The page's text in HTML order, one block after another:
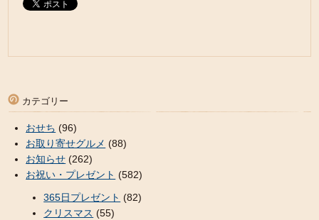
カテゴリー
おせち (96)
お取り寄せグルメ (88)
お知らせ (262)
お祝い・プレゼント (582)
365日プレゼント (82)
クリスマス (55)